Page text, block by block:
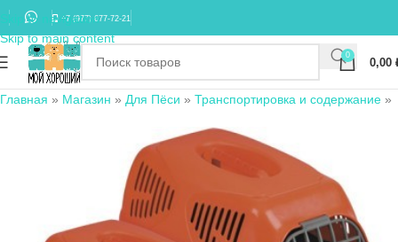
Skip to navigation
Skip to main content
+7 (977) 677-72-21
0
0,00
Главная » Магазин » Для Пёси » Транспортировка и содержание »